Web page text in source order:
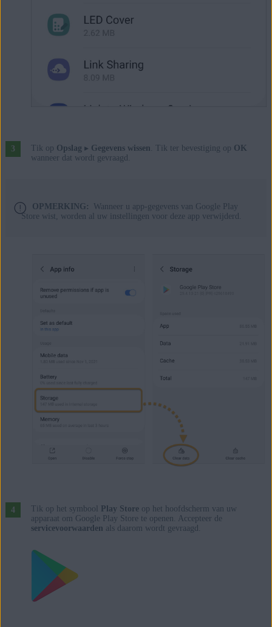
Tik op Opslag ▸ Gegevens wissen. Tik ter bevestiging op OK
wanneer dat wordt gevraagd.
OPMERKING:
Wanneer u app-gegevens van Google Play
Store wist, worden al uw instellingen voor deze app verwijderd.
Tik op het symbool Play Storeop het hoofdscherm van uw
apparaat om Google Play Store te openen. Accepteer de
servicevoorwaarden als daarom wordt gevraagd.